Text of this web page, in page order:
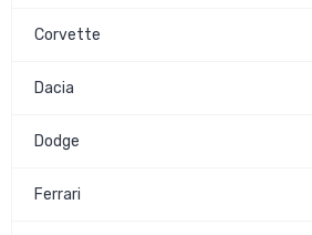
Corvette
Dacia
Dodge
Ferrari